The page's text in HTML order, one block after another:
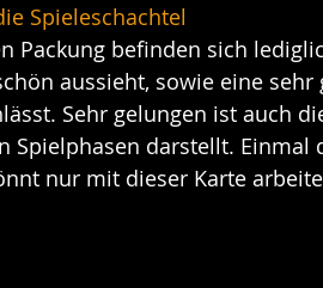
Spieleschachtel
Packung befinden sich
aussieht, sowie eine
Sehr gelungen ist auch
Spielphasen darstellt.
nur mit dieser Karte